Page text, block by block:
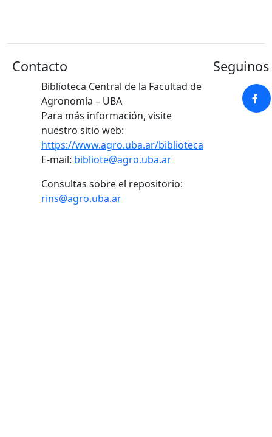
Contacto
Biblioteca Central de la Facultad de
Agronomía – UBA
Para más información, visite
nuestro sitio web:
https://www.agro.uba.ar/biblioteca
E-mail: bibliote@agro.uba.ar
Consultas sobre el repositorio:
rins@agro.uba.ar